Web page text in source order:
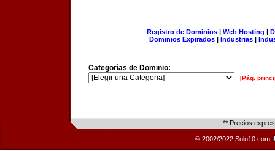
Registro de Dominios| Web Hosting |
Dominios Expirados | Industrias |
Categorías de Dominio:
[Pág.
** Precios
© 2002/2022 Solo10.com